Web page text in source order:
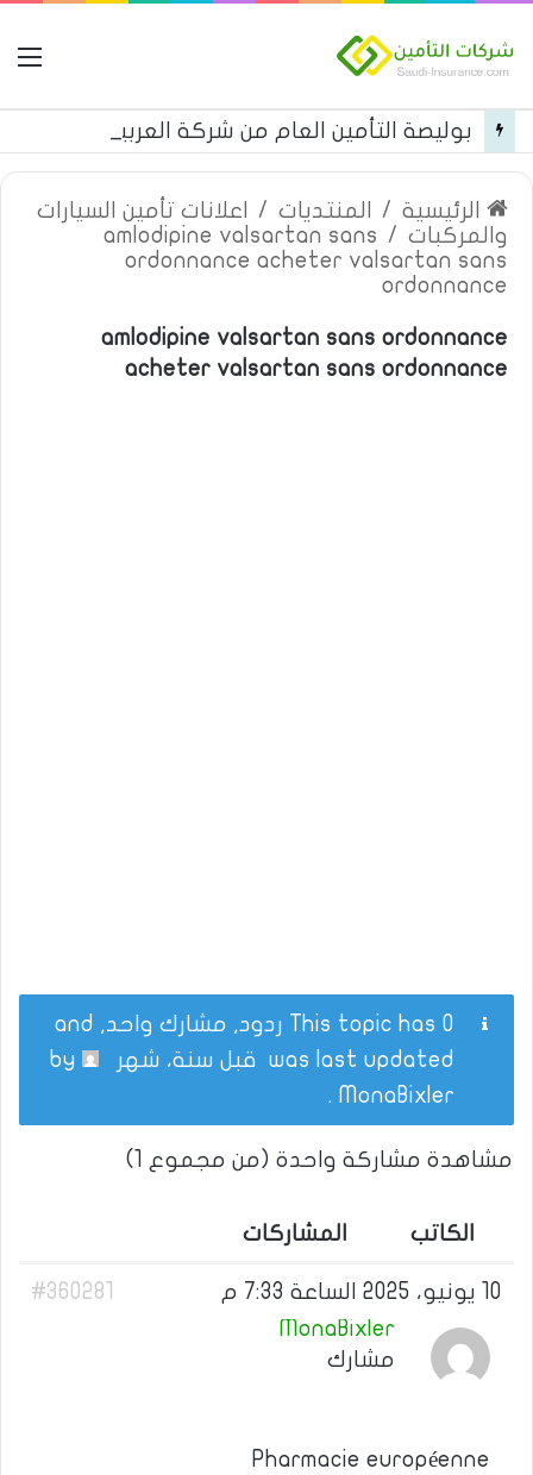
الرئيسية / المنتديات /
اعلانات تأمين السيارات
والمركبات /
amlodipine valsartan sans
ordonnance acheter valsartan sans
ordonnance
amlodipine valsartan sans ordonnance
acheter valsartan sans ordonnance
This topic has 0 ردود, مشارك واحد, and
was last updated قبل سنة، شهر
MonaBixler
.
مشاهدة مشاركة واحدة (من مجموع 1)
الكاتب المشاركات
10 يونيو، 2025 الساعة 7:33 م
#360281
MonaBixler
مشارك
Pharmacie européenne